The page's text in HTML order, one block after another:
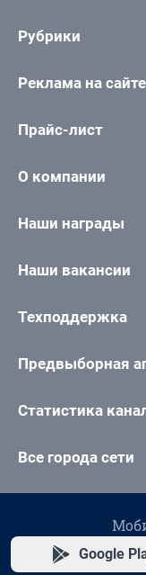
Рубрики
Реклама на сайте
Прайс-лист
О компании
Наши награды
Наши вакансии
Техподдержка
Предвыборная
Статистика
Все города сети
Google